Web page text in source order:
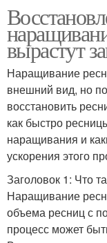
вырастут
Наращивание
внешний вид, но
восстановить
как быстро
наращивания и
ускорения этого
Заголовок 1: Что
Наращивание
объема ресниц с
процесс может